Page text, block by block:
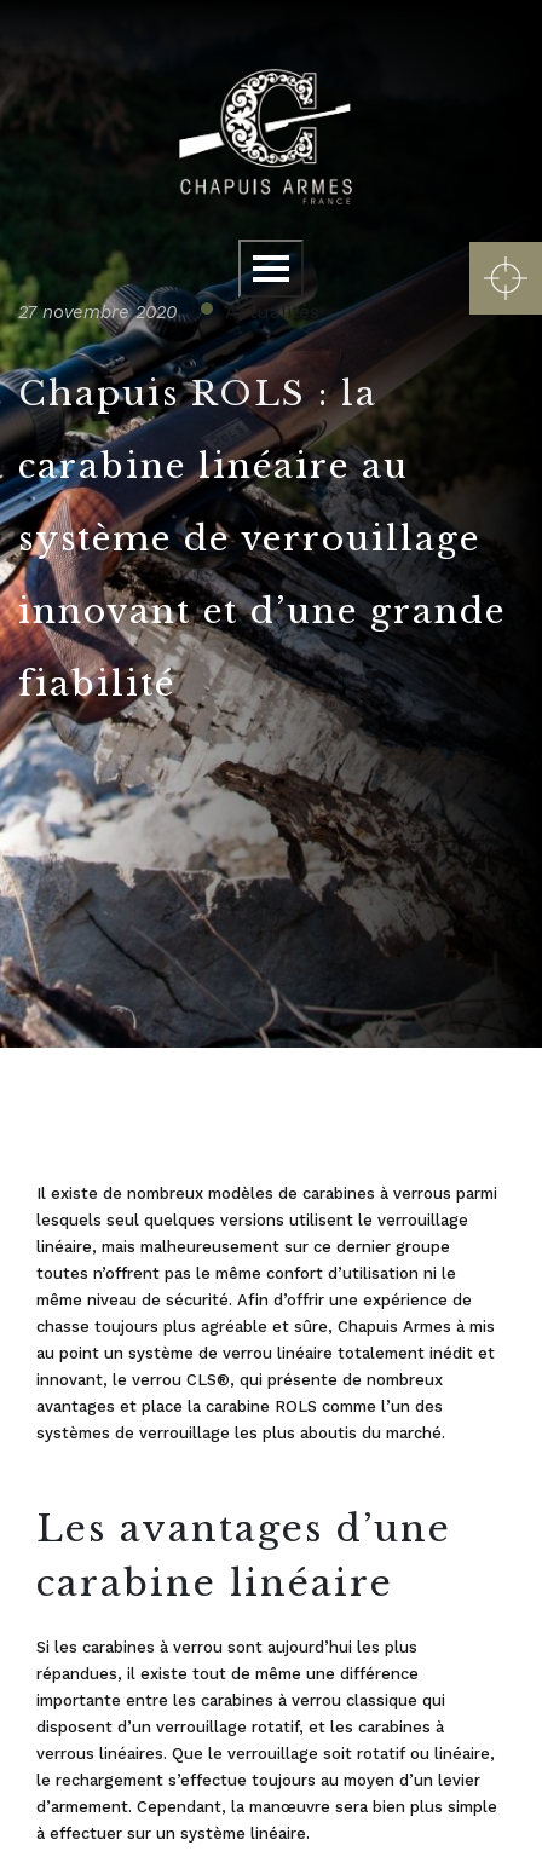
Menu
27 novembre 2020 Actualités
Chapuis ROLS : la
carabine linéaire au
système de verrouillage
innovant et d’une grande
fiabilité
Il existe de nombreux modèles de carabines à verrous parmi
lesquels seul quelques versions utilisent le verrouillage
linéaire, mais malheureusement sur ce dernier groupe
toutes n’offrent pas le même confort d’utilisation ni le
même niveau de sécurité. Afin d’offrir une expérience de
chasse toujours plus agréable et sûre, Chapuis Armes à mis
au point un système de verrou linéaire totalement inédit et
innovant, le verrou CLS®, qui présente de nombreux
avantages et place la carabine ROLS comme l’un des
systèmes de verrouillage les plus aboutis du marché.
Les avantages d’une
carabine linéaire
Si les carabines à verrou sont aujourd’hui les plus
répandues, il existe tout de même une différence
importante entre les carabines à verrou classique qui
disposent d’un verrouillage rotatif, et les carabines à
verrous linéaires. Que le verrouillage soit rotatif ou linéaire,
le rechargement s’effectue toujours au moyen d’un levier
d’armement. Cependant, la manœuvre sera bien plus simple
à effectuer sur un système linéaire.